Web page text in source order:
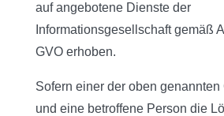
auf angebotene Dienste der
Informationsgesellschaft gemäß
GVO erhoben.
Sofern einer der oben genannten
und eine betroffene Person die